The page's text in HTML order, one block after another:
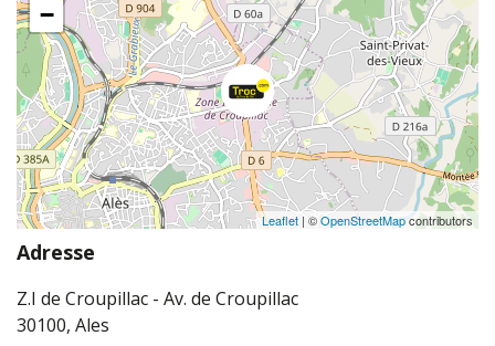
−
Leaflet | ©OpenStreetMapcontributors
Adresse
Z.I de Croupillac - Av. de Croupillac
30100, Ales